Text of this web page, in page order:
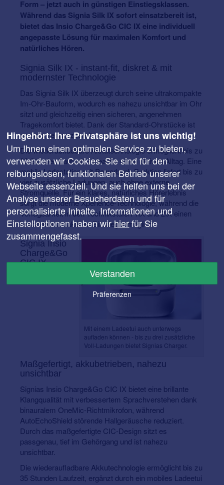
Form – jetzt auch in günstigen Einstiegsklassen.
Während das Signia Silk IX sofort einsatzbereit ist,
bietet das Insio Charge&Go CIC IX eine individuell
angepasste Lösung für maximalen Komfort und
natürliches Hören.
Signia Silk IX - instant-fit, diskret & mit
modernster Technologie
Das Signia Silk IX überzeugt durch seine ultrakompakte
Im-Ohr-Bauform, wodurch es nahezu unsichtbar im Ohr
sitzt und gleichzeitig einen sicheren, angenehmen
Tragekomfort bietet. Dank der Standard-Ohrstücke ist
es sofort einsatzbereit.
Die wiederaufladbare Akkutechnologie ermöglicht bis zu
28 Stunden Laufzeit – ideal für einen aktiven Alltag. Eine
mobile Ladestation mit Powerbank-Funktion liefert bis zu
vier zusätzliche Ladungen, auch ohne externe
Stromquelle. Für ein klares, natürliches Hörerlebnis
sorgt die moderne Xperience-Technologie, während die
Verfügbarkeit in den Technikstufen 1IX und 2IX einen
besonders attraktiven Einstieg ermöglicht.
Mit einem Ladeetui auch unterwegs
aufladen können - bis zu drei zusätzliche
Voll-Ladungen bietet Signias Charger.
Signia Insio
Charge&Go
CIC IX –
Maßgefertigt, akkubetrieben, nahezu
unsichtbar
Signias Insio Charge&Go CIC IX bietet eine brillante
Klangqualität mit verbessertem Sprachverstehen dank
binauralem OneMic-Richtmikrofon, während
AutoEchoShield störende Hallgeräusche reduziert.
Durch das maßgefertigte CIC-Design sitzt es
passgenau, tief im Gehörgang und ist nahezu
unsichtbar.
Die wiederaufladbare Akkutechnologie ermöglicht bis zu
35 Stunden Laufzeit, ergänzt durch ein mobiles Ladeetui
Hingehört: Ihre Privatsphäre ist uns wichtig!
Um Ihnen einen optimalen Service zu bieten,
verwenden wir Cookies. Sie sind für den
reibungslosen, funktionalen Betrieb unserer
Webseite essenziell. Und sie helfen uns bei der
Analyse unserer Besucherdaten und für
personalisierte Inhalte. Informationen und
Einstelloptionen haben wirhierfür Sie
zusammengefasst.
Verstanden
Präferenzen